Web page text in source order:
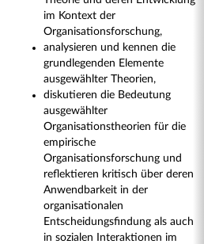
im Kontext der
Organisationsforschung,
analysieren und kennen die
grundlegenden Elemente
ausgewählter Theorien,
diskutieren die Bedeutung
ausgewählter
Organisationstheorien für die
empirische
Organisationsforschung und
reflektieren kritisch über deren
Anwendbarkeit in der
organisationalen
Entscheidungsfindung als auch
in sozialen Interaktionen im